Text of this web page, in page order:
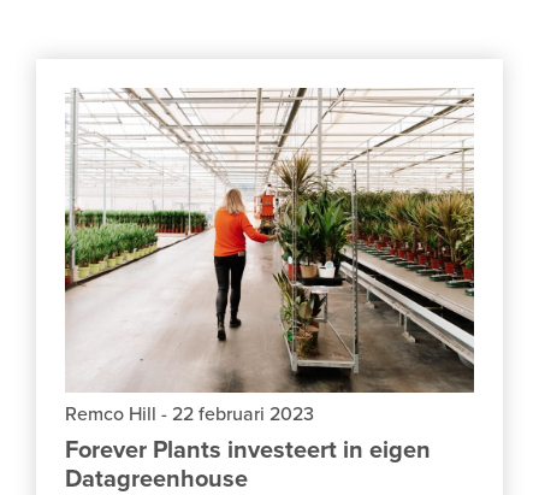
Remco Hill - 22 februari 2023
Forever Plants investeert in eigen
Datagreenhouse